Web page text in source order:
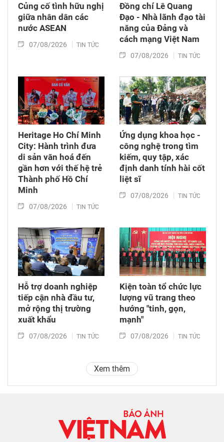
Củng cố tình hữu nghị
giữa nhân dân các
nước ASEAN
07/08/2026 TIN TỨC
Đồng chí Lê Quang
Đạo - Nhà lãnh đạo tài
năng của Đảng và
cách mạng Việt Nam​
07/08/2026 TIN TỨC
Heritage Ho Chí Minh
City: Hành trình đưa
di sản văn hoá đến
gần hơn với thế hệ trẻ
Thành phố Hồ Chí
Minh
07/08/2026 TIN TỨC
Ứng dụng khoa học -
công nghệ trong tìm
kiếm, quy tập, xác
định danh tính hài cốt
liệt sĩ
07/08/2026 TIN TỨC
Hỗ trợ doanh nghiệp
tiếp cận nhà đầu tư,
mở rộng thị trường
xuất khẩu
07/08/2026 TIN TỨC
Kiện toàn tổ chức lực
lượng vũ trang theo
hướng "tinh, gọn,
mạnh"
07/08/2026 TIN TỨC
Xem thêm